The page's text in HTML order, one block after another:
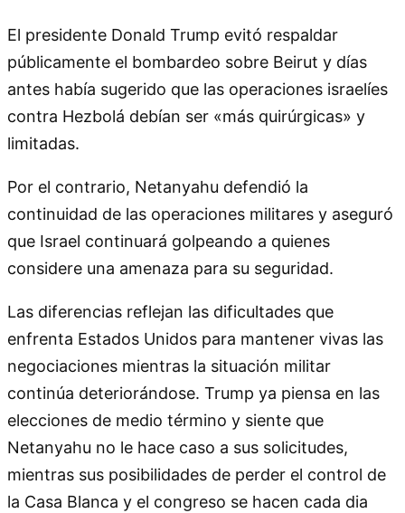
El presidente Donald Trump evitó respaldar
públicamente el bombardeo sobre Beirut y días
antes había sugerido que las operaciones israelíes
contra Hezbolá debían ser «más quirúrgicas» y
limitadas.
Por el contrario, Netanyahu defendió la
continuidad de las operaciones militares y aseguró
que Israel continuará golpeando a quienes
considere una amenaza para su seguridad.
Las diferencias reflejan las dificultades que
enfrenta Estados Unidos para mantener vivas las
negociaciones mientras la situación militar
continúa deteriorándose. Trump ya piensa en las
elecciones de medio término y siente que
Netanyahu no le hace caso a sus solicitudes,
mientras sus posibilidades de perder el control de
la Casa Blanca y el congreso se hacen cada dia